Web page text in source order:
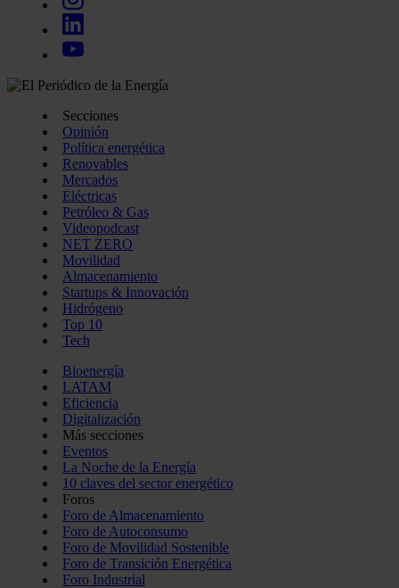
Secciones
Opinión
Política energética
Renovables
Mercados
Eléctricas
Petróleo & Gas
Videopodcast
NET ZERO
Movilidad
Almacenamiento
Startups & Innovación
Hidrógeno
Top 10
Tech
Bioenergía
LATAM
Eficiencia
Digitalización
Más secciones
Eventos
La Noche de la Energía
10 claves del sector energético
Foros
Foro de Almacenamiento
Foro de Autoconsumo
Foro de Movilidad Sostenible
Foro de Transición Energética
Foro Industrial